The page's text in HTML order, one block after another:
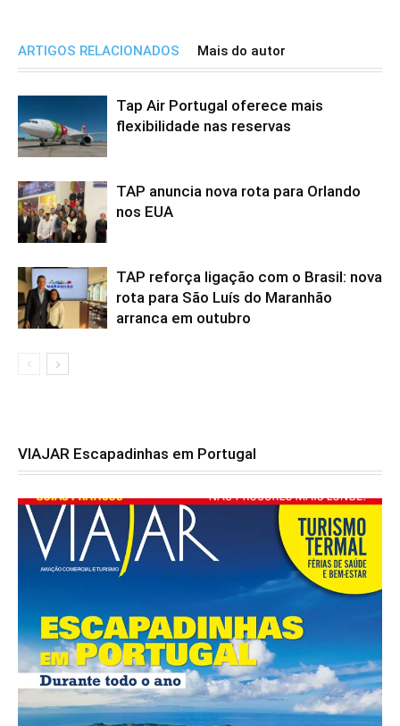
ARTIGOS RELACIONADOS Mais do autor
Tap Air Portugal oferece mais
flexibilidade nas reservas
TAP anuncia nova rota para Orlando
nos EUA
TAP reforça ligação com o Brasil: nova
rota para São Luís do Maranhão
arranca em outubro
VIAJAR Escapadinhas em Portugal